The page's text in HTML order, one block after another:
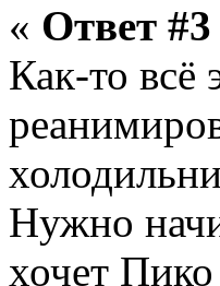
« Ответ #3
Как-то всё
Нужно
хочет